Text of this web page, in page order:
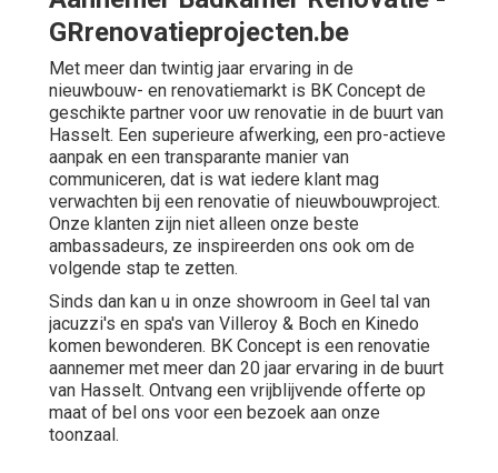
GRrenovatieprojecten.be
Met meer dan twintig jaar ervaring in de
nieuwbouw- en renovatiemarkt is BK Concept de
geschikte partner voor uw renovatie in de buurt van
Hasselt. Een superieure afwerking, een pro-actieve
aanpak en een transparante manier van
communiceren, dat is wat iedere klant mag
verwachten bij een renovatie of nieuwbouwproject.
Onze klanten zijn niet alleen onze beste
ambassadeurs, ze inspireerden ons ook om de
volgende stap te zetten.
Sinds dan kan u in onze showroom in Geel tal van
jacuzzi's en spa's van Villeroy & Boch en Kinedo
komen bewonderen. BK Concept is een renovatie
aannemer met meer dan 20 jaar ervaring in de buurt
van Hasselt. Ontvang een vrijblijvende offerte op
maat of bel ons voor een bezoek aan onze
toonzaal.